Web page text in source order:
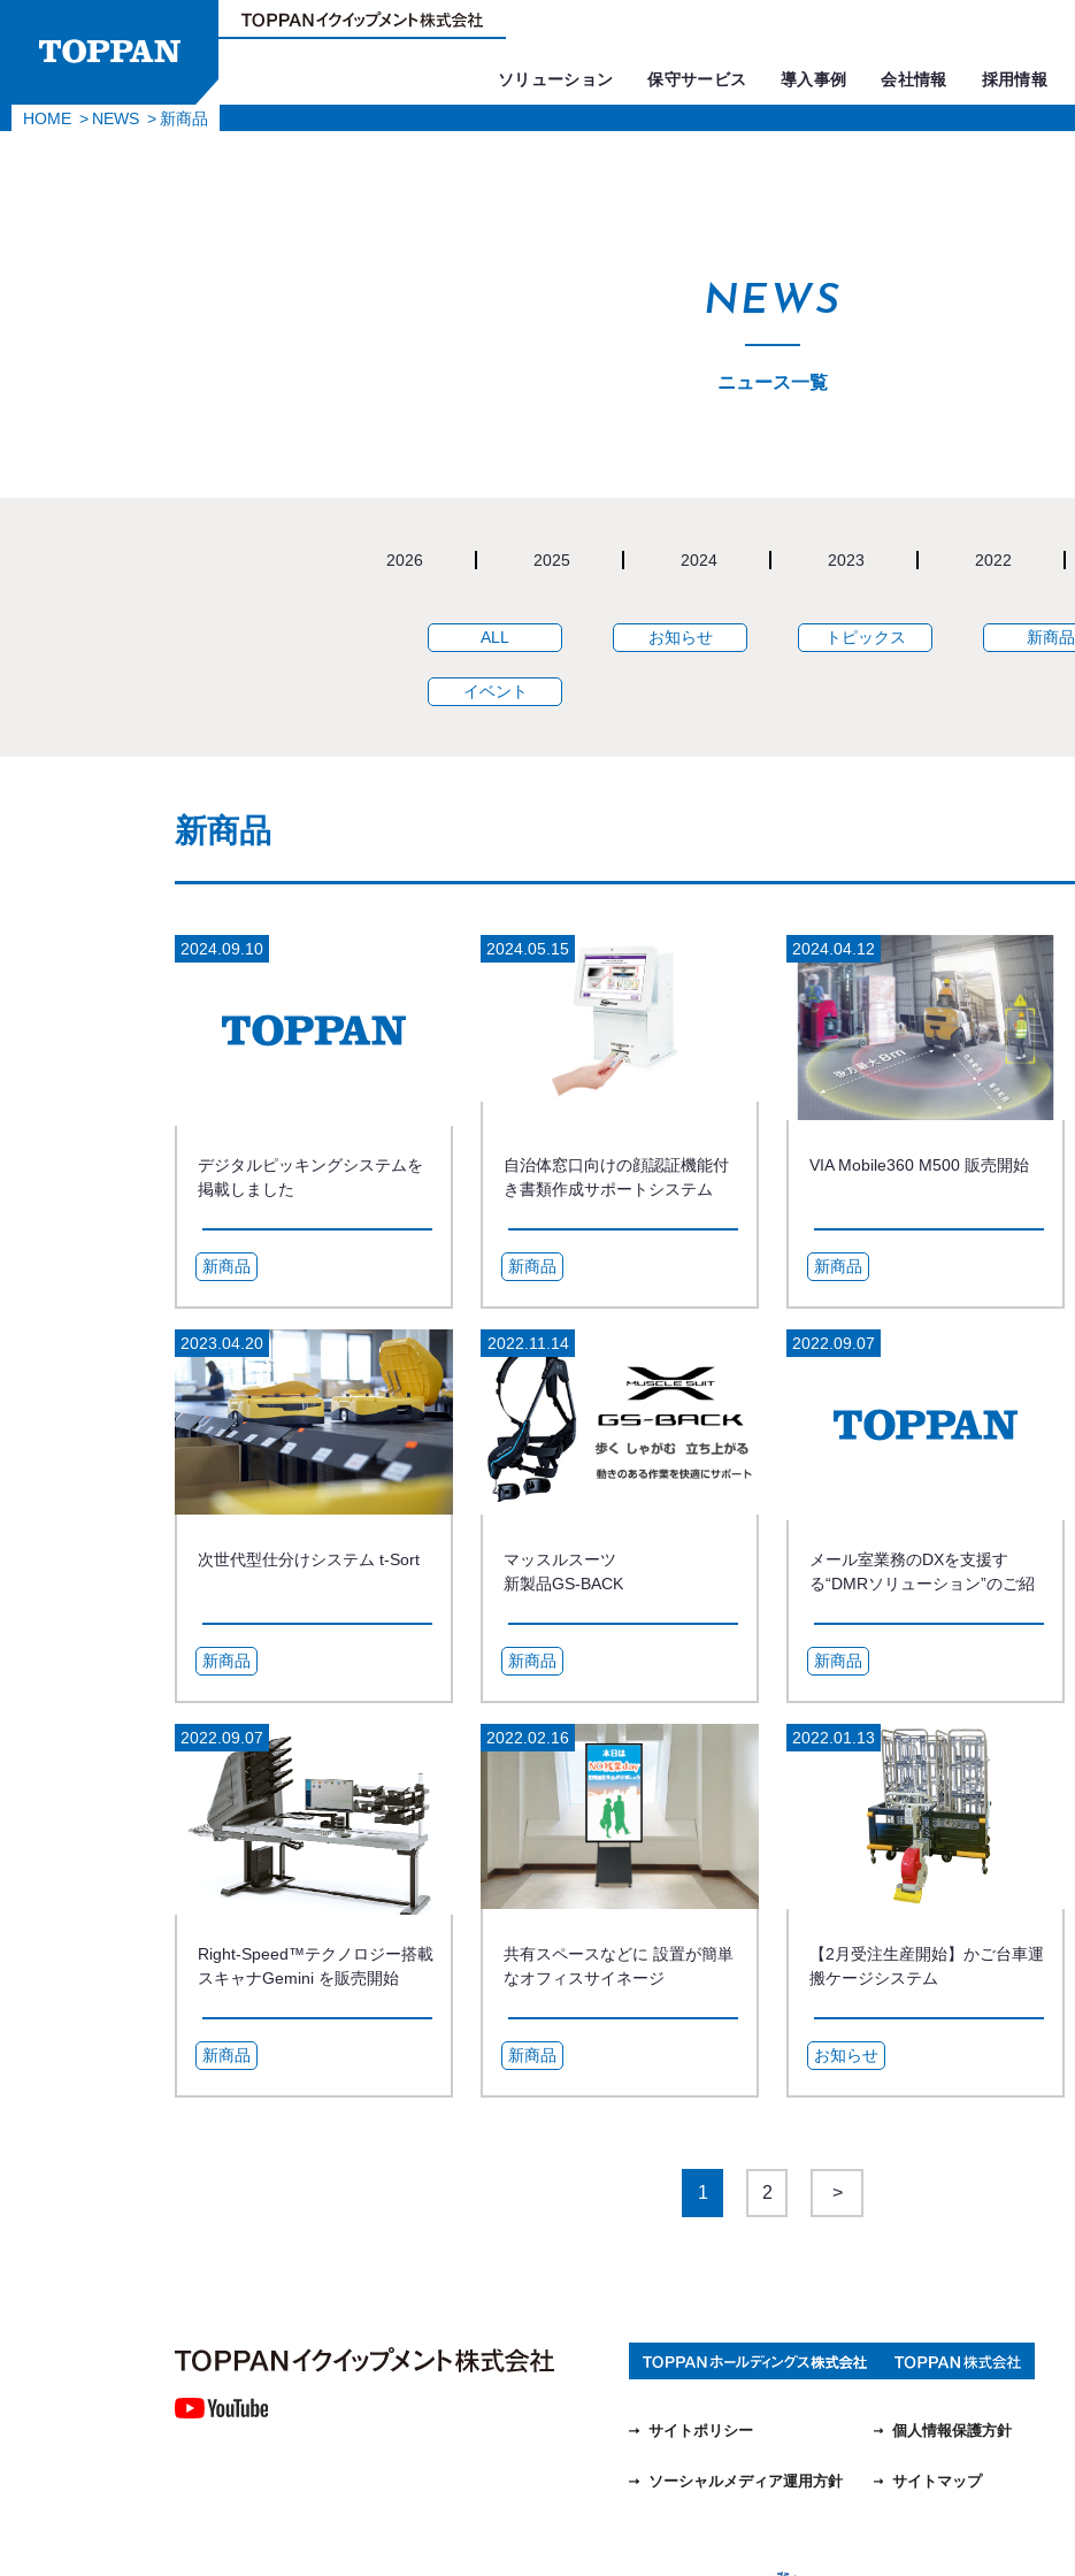
ソリューション 保守サービス 導入事例 会社情報 採用情報
HOME NEWS 新商品
NEWS
ニュース一覧
2026 2025 2024 2023 2022
ALL お知らせ トピックス 新商品
イベント
新商品
2024.09.10
デジタルピッキングシステムを
掲載しました
新商品
2024.05.15
自治体窓口向けの顔認証機能付
き書類作成サポートシステム
新商品
2024.04.12
VIA Mobile360 M500 販売開始
新商品
2023.04.20
次世代型仕分けシステム t-Sort
新商品
2022.11.14
マッスルスーツ
新製品GS-BACK
新商品
2022.09.07
メール室業務のDXを支援す
る“DMRソリューション”のご紹
新商品
2022.09.07
Right-Speed™テクノロジー搭載
スキャナGemini を販売開始
新商品
2022.02.16
共有スペースなどに 設置が簡単
なオフィスサイネージ
新商品
2022.01.13
【2月受注生産開始】かご台車運
搬ケージシステム
お知らせ
1 2 >
サイトポリシー 個人情報保護方針
ソーシャルメディア運用方針 サイトマップ